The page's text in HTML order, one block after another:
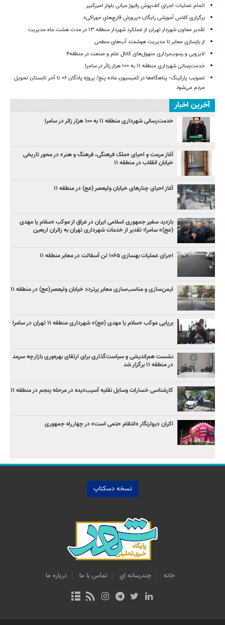
اتمام عملیات اجرای کف‌پوش رفیوژ میانی بلوار امیرکبیر
برگزاری کلاس آموزشی رایگان «پرورش قارچ‌های خوراکی»
تقدیر معاون شهردار تهران از عملکرد شهردار منطقه ۱۳ در مدت هشت ماه مدیریت
از بازسازی معابر تا مدیریت هوشمند آب‌های سطحی
لایروبی و رسوب‌برداری منهول‌های کانال علم و صنعت در منطقه۴
خدمت‌رسانی شهرداری منطقه ۱۱ به ۱۰۰ هزار زائر در سامرا
تصویب پارکینگ- پناهگاه‌ها در کمیسیون ماده پنج/ پروژه پادگان ۰۶ تا آخر تابستان تحویل
مردم می‌شود
آخرین اخبار
خدمت‌رسانی شهرداری منطقه ۱۱ به ۱۰۰ هزار زائر در سامرا
آغاز مرمت و احیای «ملک فرهنگی، فرهنگ و هنر» در محور تاریخی
خیابان انقلاب در منطقه ۱۱
آغاز احیای چنارهای خیابان ولیعصر (عج) در منطقه ۱۱
بازدید سفیر جمهوری اسلامی ایران در عراق از موکب «سلام یا مهدی
(عج)» سامرا؛ تقدیر از خدمات شهرداری تهران به زائران اربعین
اجرای عملیات بهسازی ۱۰۶۵ تن آسفالت در معابر منطقه ۱۱
ایمن‌سازی و مناسب‌سازی معابر پرتردد خیابان ولیعصر(عج) در منطقه ۱۱
برپایی موکب «سلام یا مهدی (عج)» شهرداری منطقه ۱۱ تهران در سامرا
نشست هم‌اندیشی و سیاست‌گذاری برای ارتقای بهره‌وری بازارچه سرمد
در منطقه ۱۱ برگزار شد
کارشناسی خسارات وسایل نقلیه آسیب‌دیده در مرحله پنجم در منطقه ۱۱
اکران دیوارنگار «انتقام حتمی است» در چهارراه جمهوری
نسخه دسکتاپ
خانه چندرسانه اي تماس با ما درباره ما